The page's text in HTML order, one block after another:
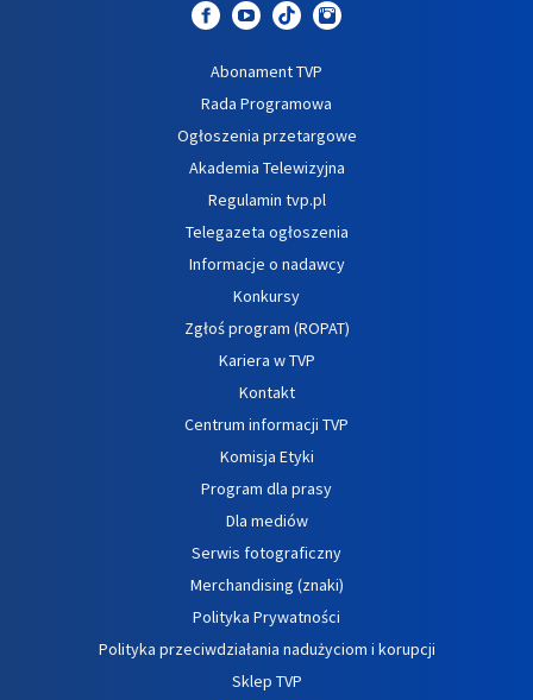
Abonament TVP
Rada Programowa
Ogłoszenia przetargowe
Akademia Telewizyjna
Regulamin tvp.pl
Telegazeta ogłoszenia
Informacje o nadawcy
Konkursy
Zgłoś program (ROPAT)
Kariera w TVP
Kontakt
Centrum informacji TVP
Komisja Etyki
Program dla prasy
Dla mediów
Serwis fotograficzny
Merchandising (znaki)
Polityka Prywatności
Polityka przeciwdziałania nadużyciom i korupcji
Sklep TVP